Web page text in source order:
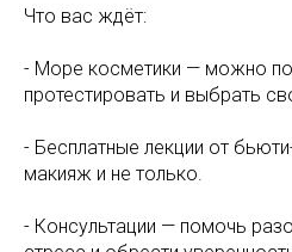
Что вас ждёт:
- Море косметики — можно
протестировать и выбрать
- Бесплатные лекции от
макияж и не только.
- Консультации — помочь